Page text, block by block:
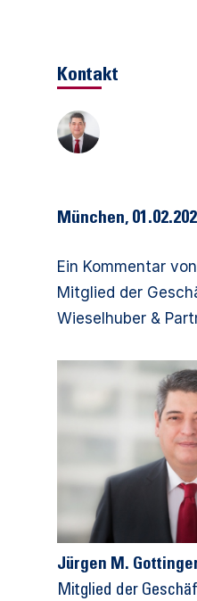
München,
Ein Kommentar
Mitglied der
Wieselhuber &
Jürgen M.
Mitglied der
Kontakt